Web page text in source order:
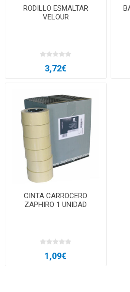
RODILLO ESMALTAR
VELOUR
3,72€
CINTA CARROCERO
ZAPHIRO 1 UNIDAD
1,09€